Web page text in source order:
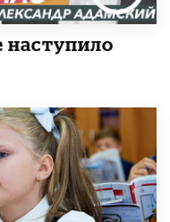
наступило